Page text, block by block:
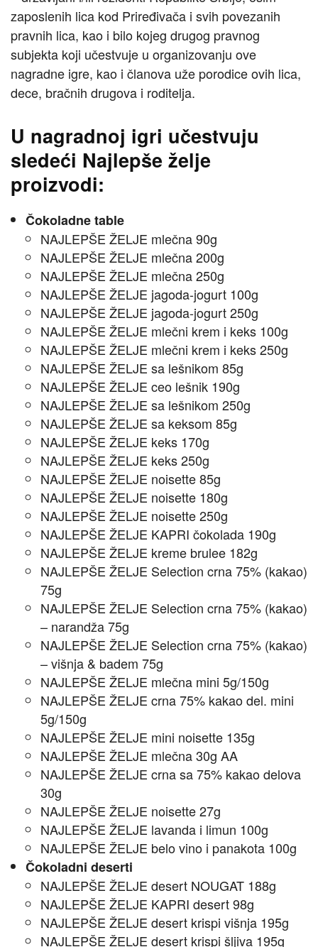
zaposlenih lica kod Priređivača i svih povezanih
pravnih lica, kao i bilo kojeg drugog pravnog
subjekta koji učestvuje u organizovanju ove
nagradne igre, kao i članova uže porodice ovih lica,
dece, bračnih drugova i roditelja.
U nagradnoj igri učestvuju
sledeći Najlepše želje
proizvodi:
Čokoladne table
NAJLEPŠE ŽELJE mlečna 90g
NAJLEPŠE ŽELJE mlečna 200g
NAJLEPŠE ŽELJE mlečna 250g
NAJLEPŠE ŽELJE jagoda-jogurt 100g
NAJLEPŠE ŽELJE jagoda-jogurt 250g
NAJLEPŠE ŽELJE mlečni krem i keks 100g
NAJLEPŠE ŽELJE mlečni krem i keks 250g
NAJLEPŠE ŽELJE sa lešnikom 85g
NAJLEPŠE ŽELJE ceo lešnik 190g
NAJLEPŠE ŽELJE sa lešnikom 250g
NAJLEPŠE ŽELJE sa keksom 85g
NAJLEPŠE ŽELJE keks 170g
NAJLEPŠE ŽELJE keks 250g
NAJLEPŠE ŽELJE noisette 85g
NAJLEPŠE ŽELJE noisette 180g
NAJLEPŠE ŽELJE noisette 250g
NAJLEPŠE ŽELJE KAPRI čokolada 190g
NAJLEPŠE ŽELJE kreme brulee 182g
NAJLEPŠE ŽELJE Selection crna 75% (kakao)
75g
NAJLEPŠE ŽELJE Selection crna 75% (kakao)
– narandža 75g
NAJLEPŠE ŽELJE Selection crna 75% (kakao)
– višnja & badem 75g
NAJLEPŠE ŽELJE mlečna mini 5g/150g
NAJLEPŠE ŽELJE crna 75% kakao del. mini
5g/150g
NAJLEPŠE ŽELJE mini noisette 135g
NAJLEPŠE ŽELJE mlečna 30g AA
NAJLEPŠE ŽELJE crna sa 75% kakao delova
30g
NAJLEPŠE ŽELJE noisette 27g
NAJLEPŠE ŽELJE lavanda i limun 100g
NAJLEPŠE ŽELJE belo vino i panakota 100g
Čokoladni deserti
NAJLEPŠE ŽELJE desert NOUGAT 188g
NAJLEPŠE ŽELJE KAPRI desert 98g
NAJLEPŠE ŽELJE desert krispi višnja 195g
NAJLEPŠE ŽELJE desert krispi šljiva 195g